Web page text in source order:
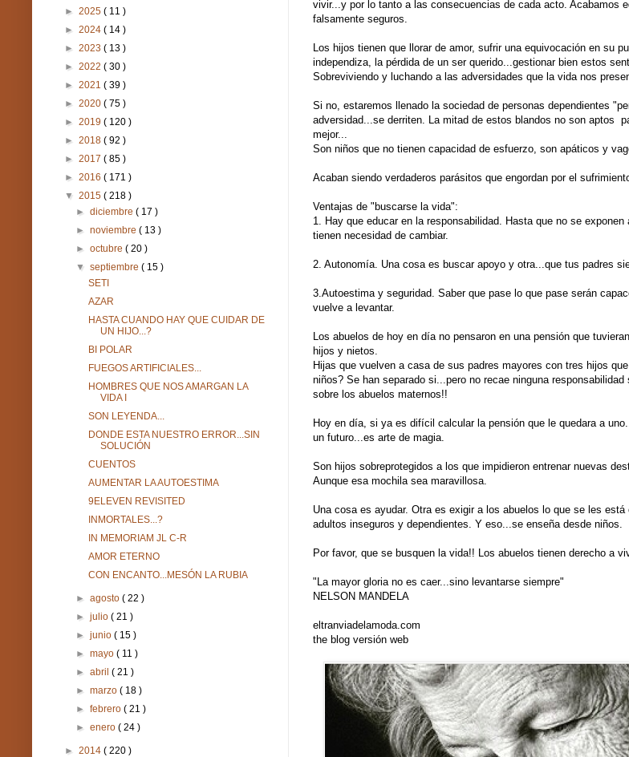
vivir...y por lo tanto a las consecuencias de cada acto. Acabamos
falsamente seguros.
Los hijos tienen que llorar de amor, sufrir una equivocación en su
independiza, la pérdida de un ser querido...gestionar bien estos
Sobreviviendo y luchando a las adversidades que la vida nos
Si no, estaremos llenado la sociedad de personas dependientes
adversidad...se derriten. La mitad de estos blandos no son aptos
mejor...
Son niños que no tienen capacidad de esfuerzo, son apáticos y
Acaban siendo verdaderos parásitos que engordan por el
Ventajas de "buscarse la vida":
1. Hay que educar en la responsabilidad. Hasta que no se
tienen necesidad de cambiar.
2. Autonomía. Una cosa es buscar apoyo y otra...que tus padres
3.Autoestima y seguridad. Saber que pase lo que pase serán
vuelve a levantar.
Los abuelos de hoy en día no pensaron en una pensión que
hijos y nietos.
Hijas que vuelven a casa de sus padres mayores con tres hijos
niños? Se han separado si...pero no recae ninguna
sobre los abuelos maternos!!
Hoy en día, si ya es difícil calcular la pensión que le quedara a
un futuro...es arte de magia.
Son hijos sobreprotegidos a los que impidieron entrenar nuevas
Aunque esa mochila sea maravillosa.
Una cosa es ayudar. Otra es exigir a los abuelos lo que se les
adultos inseguros y dependientes. Y eso...se enseña desde niños.
Por favor, que se busquen la vida!! Los abuelos tienen derecho a
"La mayor gloria no es caer...sino levantarse siempre"
NELSON MANDELA
eltranviadelamoda.com
the blog versión web
► 2025 ( 11 )
► 2024 ( 14 )
► 2023 ( 13 )
► 2022 ( 30 )
► 2021 ( 39 )
► 2020 ( 75 )
► 2019 ( 120 )
► 2018 ( 92 )
► 2017 ( 85 )
► 2016 ( 171 )
▼ 2015 ( 218 )
►diciembre( 17 )
►noviembre( 13 )
►octubre( 20 )
▼septiembre( 15 )
SETI
AZAR
HASTA CUANDO HAY QUE CUIDAR DE
UN HIJO...?
BI POLAR
FUEGOS ARTIFICIALES...
HOMBRES QUE NOS AMARGAN LA
VIDA I
SON LEYENDA...
DONDE ESTA NUESTRO ERROR...SIN
SOLUCIÓN
CUENTOS
AUMENTAR LA AUTOESTIMA
9ELEVEN REVISITED
INMORTALES...?
IN MEMORIAM JL C-R
AMOR ETERNO
CON ENCANTO...MESÓN LA RUBIA
►agosto( 22 )
►julio( 21 )
►junio( 15 )
►mayo( 11 )
►abril( 21 )
►marzo( 18 )
►febrero( 21 )
►enero( 24 )
► 2014 ( 220 )